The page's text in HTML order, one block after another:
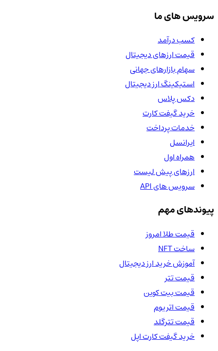
سرویس های ما
کسب درآمد
قیمت ارزهای دیجیتال
سهام بازارهای جهانی
استیکینگ ارز دیجیتال
دکس پلاس
خرید گیفت کارت
خدمات پرداخت
ایرانسل
همراه اول
ارزهای پیش لیست
سرویس های API
پیوندهای مهم
قیمت طلا امروز
ساخت NFT
آموزش خرید ارز دیجیتال
قیمت تتر
قیمت بیت کوین
قیمت اتریوم
قیمت تترگلد
خرید گیفت کارت اپل